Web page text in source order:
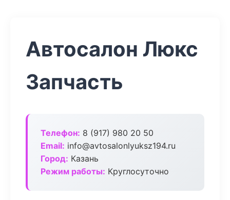
Автосалон Люкс
Запчасть
Телефон: 8 (917) 980 20 50
Email: info@avtosalonlyuksz194.ru
Город: Казань
Режим работы: Круглосуточно